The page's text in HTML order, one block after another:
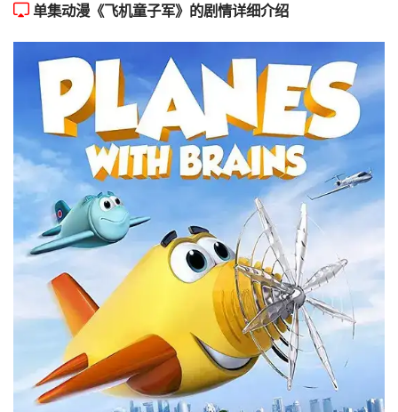
单集动漫《飞机童子军》的剧情详细介绍